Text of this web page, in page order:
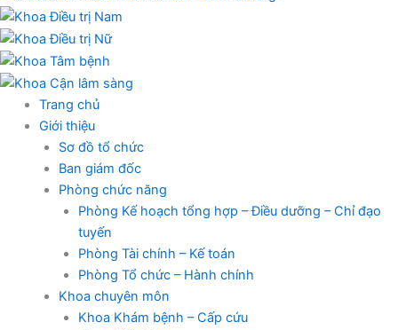
Trang chủ
Giới thiệu
Sơ đồ tổ chức
Ban giám đốc
Phòng chức năng
Phòng Kế hoạch tổng hợp – Điều dưỡng – Chỉ đạo
tuyến
Phòng Tài chính – Kế toán
Phòng Tổ chức – Hành chính
Khoa chuyên môn
Khoa Khám bệnh – Cấp cứu